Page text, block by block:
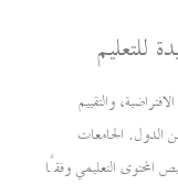
للتعليم
والتقييم
الدول. الجامعات
التعليمي وفقًا